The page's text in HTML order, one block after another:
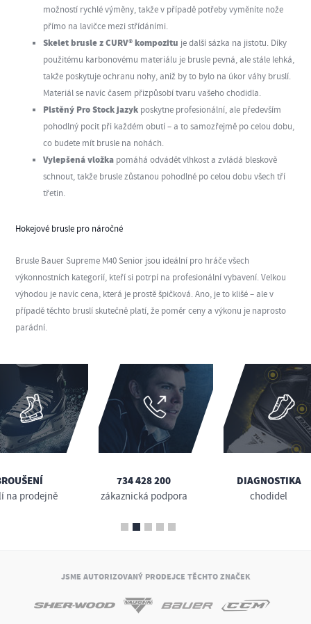
možností rychlé výměny, takže v případě potřeby vyměníte nože
přímo na lavičce mezi střídáními.
Skelet brusle z CURV® kompozitu je další sázka na jistotu. Díky
použitému karbonovému materiálu je brusle pevná, ale stále lehká,
takže poskytuje ochranu nohy, aniž by to bylo na úkor váhy bruslí.
Materiál se navíc časem přizpůsobí tvaru vašeho chodidla.
Plstěný Pro Stock jazyk poskytne profesionální, ale především
pohodlný pocit při každém obutí – a to samozřejmě po celou dobu,
co budete mít brusle na nohách.
Vylepšená vložka pomáhá odvádět vlhkost a zvládá bleskově
schnout, takže brusle zůstanou pohodlné po celou dobu všech tří
třetin.
Hokejové brusle pro náročné
Brusle Bauer Supreme M40 Senior jsou ideální pro hráče všech
výkonnostních kategorií, kteří si potrpí na profesionální vybavení. Velkou
výhodou je navíc cena, která je prostě špičková. Ano, je to klišé – ale v
případě těchto bruslí skutečně platí, že poměr ceny a výkonu je naprosto
parádní.
na prodejně
734 428 200
zákaznická podpora
DIAGNOSTIKA
chodidel
JSME AUTORIZOVANÝ PRODEJCE TĚCHTO ZNAČEK